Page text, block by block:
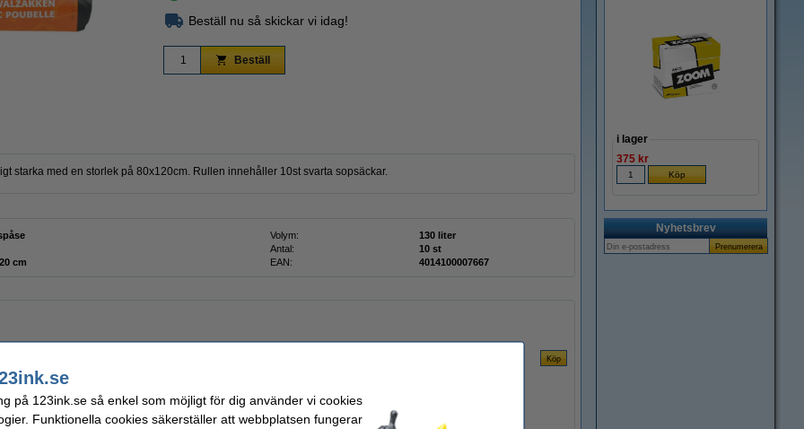
Beställ nu så skickar vi idag!
Beställ
starka med en storlek på 80x120cm. Rullen innehåller 10st svarta sopsäckar.
Volym:
130 liter
Antal:
10 st
x 120 cm EAN: 4014100007667
i lager
375 kr
Nyhetsbrev
på 123ink.se så enkel som möjligt för dig använder vi cookies
Funktionella cookies säkerställer att webbplatsen fungerar